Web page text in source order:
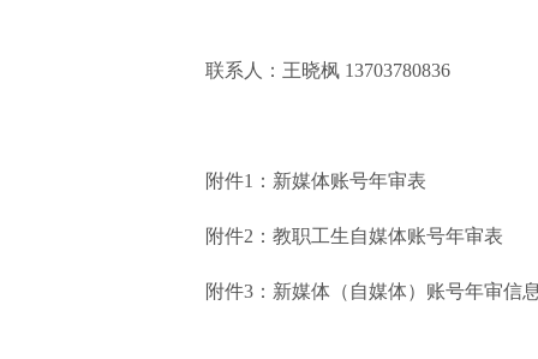
联系人：王晓枫 13703780836
附件1：新媒体账号年审表
附件2：教职工生自媒体账号年审表
附件3：新媒体（自媒体）账号年审信